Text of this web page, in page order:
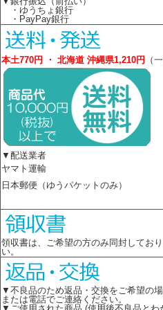
・ゆうちょ銀行
・PayPay銀行
本土770円 ・ 北海道 沖縄県1,210円 （
▼配送業者
ヤマト運輸
日本郵便（ゆうパケットのみ）
領収書は、ご希望の方のみ同封してお
い。
▼不良品のため返品・交換をご希望の
または電話でご連絡ください。